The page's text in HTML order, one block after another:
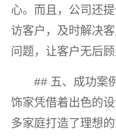
心。而且，公司还
访客户，及时解决
问题，让客户无后顾
## 五、成功案
饰家凭借着出色的
多家庭打造了理想